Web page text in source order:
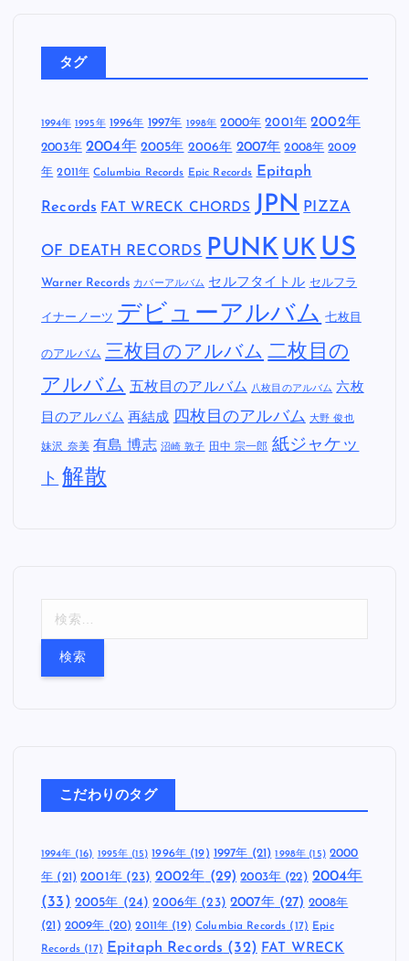
タグ
1994年 1995年 1996年 1997年 1998年 2000年 2001年 2002年
2003年 2004年 2005年 2006年 2007年 2008年 2009
年 2011年 Columbia Records Epic Records Epitaph
Records FAT WRECK CHORDS JPN PIZZA
OF DEATH RECORDS PUNK UK US
Warner Records カバーアルバム セルフタイトル セルフラ
イナーノーツ デビューアルバム 七枚目
のアルバム 三枚目のアルバム 二枚目の
アルバム 五枚目のアルバム 八枚目のアルバム 六枚
目のアルバム 再結成 四枚目のアルバム 大野 俊也
妹沢 奈美 有島 博志 沼崎 敦子 田中 宗一郎 紙ジャケッ
ト 解散
こだわりのタグ
1994年(16) 1995年 (15) 1996年(19) 1997年 (21) 1998年 (15) 2000
年 (21) 2001年(23) 2002年 (29) 2003年 (22) 2004年
(33) 2005年 (24) 2006年 (23) 2007年(27) 2008年
(21) 2009年 (20) 2011年 (19) Columbia Records (17) Epic
Records (17) Epitaph Records (32) FAT WRECK